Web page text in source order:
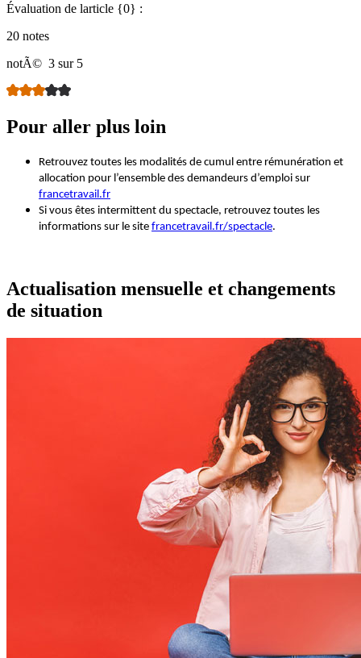
Évaluation de larticle {0} :
20 notes
notÃ© 3 sur 5
Pour aller plus loin
Retrouvez toutes les modalités de cumul entre rémunération et
allocation pour l’ensemble des demandeurs d’emploi sur
francetravail.fr
Si vous êtes intermittent du spectacle, retrouvez toutes les
informations sur le site francetravail.fr/spectacle.
Actualisation mensuelle et changements
de situation